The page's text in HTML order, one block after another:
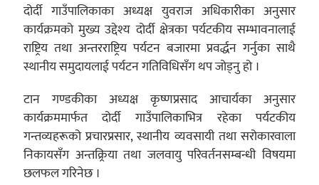
दोर्दी गाउँपालिकाका अध्यक्ष युवराज अधिकारीका अनुसार
कार्यक्रमको मुख्य उद्देश्य दोर्दी क्षेत्रका पर्यटकीय सम्भावनालाई
राष्ट्रिय तथा अन्तरराष्ट्रिय पर्यटन बजारमा प्रवर्द्धन गर्नुका साथै
स्थानीय समुदायलाई पर्यटन गतिविधिसँग थप जोड्नु हो ।
टान गण्डकीका अध्यक्ष कृष्णप्रसाद आचार्यका अनुसार
कार्यक्रममार्फत दोर्दी गाउँपालिकाभित्र रहेका पर्यटकीय
गन्तव्यहरूको प्रचारप्रसार, स्थानीय व्यवसायी तथा सरोकारवाला
निकायसँग अन्तक्र्रिया तथा जलवायु परिवर्तनसम्बन्धी विषयमा
छलफल गरिनेछ ।